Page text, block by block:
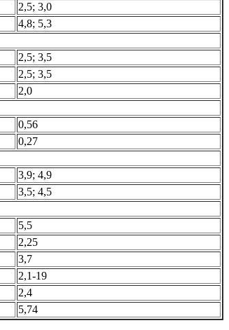
2,5; 3,0
4,8; 5,3
2,5; 3,5
2,5; 3,5
2,0
0,56
0,27
3,9; 4,9
3,5; 4,5
5,5
2,25
3,7
2,1-19
2,4
5,74